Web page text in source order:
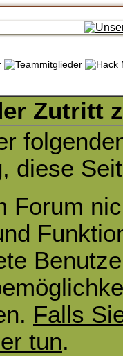
Zutritt
diese
Forum
Falls
tun.